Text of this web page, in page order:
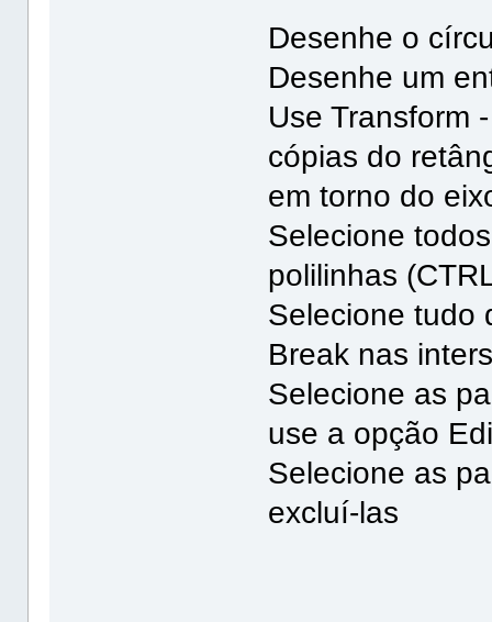
Desenhe o
Desenhe um
Use Transform
cópias do
em torno do
Selecione
polilinhas
Selecione tudo
Break nas
Selecione as
use a opção
Selecione as
excluí-las